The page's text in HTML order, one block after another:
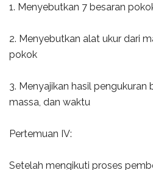
1. Menyebutkan 7 besaran
2. Menyebutkan alat ukur dari
pokok
3. Menyajikan hasil pengukuran
massa, dan waktu
Pertemuan IV:
Setelah mengikuti proses